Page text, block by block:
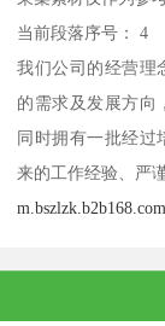
当前段落序号： 4
我们公司的经营理
的需求及发展方向
同时拥有一批经过
来的工作经验、严
m.bszlzk.b2b168.com